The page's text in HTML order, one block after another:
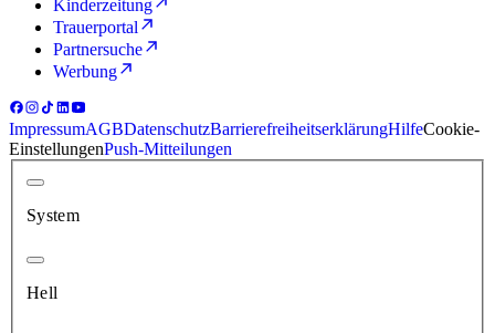
Kinderzeitung
Trauerportal
Partnersuche
Werbung
ImpressumAGBDatenschutzBarrierefreiheitserklärungHilfeCookie-
EinstellungenPush-Mitteilungen
System
Hell